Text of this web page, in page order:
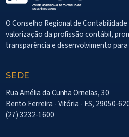
O Conselho Regional de
valorização da profissão contábil,
transparência e desenvolvimento
SEDE
Rua Amélia da Cunha Ornelas, 30
Bento Ferreira - Vitória - ES, 29050-620
(27) 3232-1600